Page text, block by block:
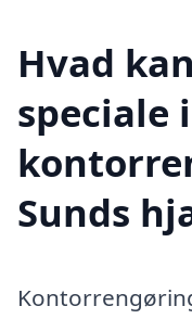
Hvad
speciale i
Sunds